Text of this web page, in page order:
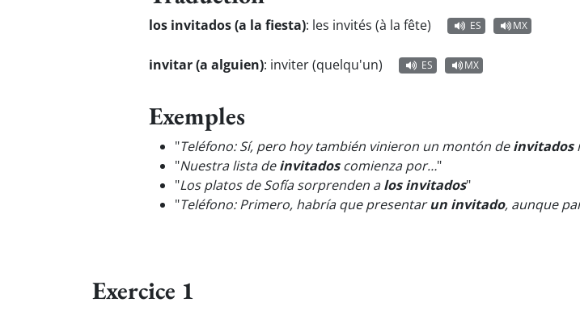
los invitados (a la fiesta): les invités (à la fête) ES MX
invitar (a alguien): inviter (quelqu'un) ES MX
Exemples
"Teléfono: Sí, pero hoy también vinieron un montón deinvitados
"Nuestra lista deinvitadoscomienza por…"
"Los platos de Sofía sorprenden alos invitados"
"Teléfono: Primero, habría que presentarun invitado, aunque
Exercice 1